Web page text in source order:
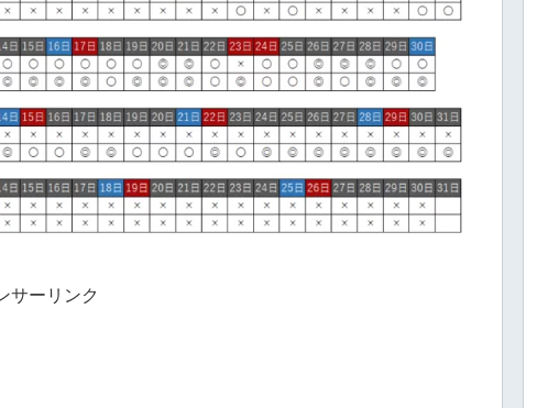
サーリンク